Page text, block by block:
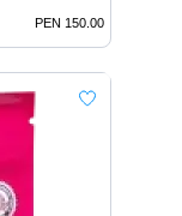
PEN 150.00